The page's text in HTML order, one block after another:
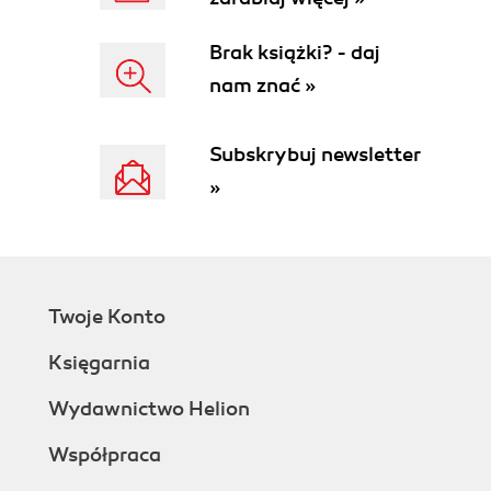
Rozdział 3. Zmienne powłoki (47)
3.1. Zmienne parametryczne (47)
3.2. Zmienne środowiskowe (48)
3.3. Zmienne programowe (51)
3.5. Nadzorowanie przypisywania wartości
zmiennym (53)
4.4. Znaki akcentu (60)
Rozdział 5. Decyzje, powtarzanie i wyrażenia
5.2. Polecenie expr (67)
Brak książki? - daj
nam znać »
Subskrybuj newsletter
»
Twoje Konto
Księgarnia
Wydawnictwo Helion
Współpraca